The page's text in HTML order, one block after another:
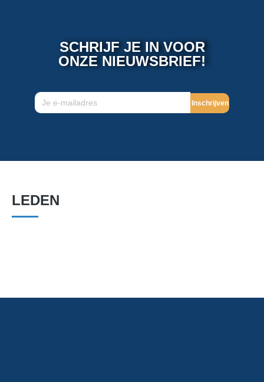
SCHRIJF JE IN VOOR
ONZE NIEUWSBRIEF!
Inschrijven
LEDEN